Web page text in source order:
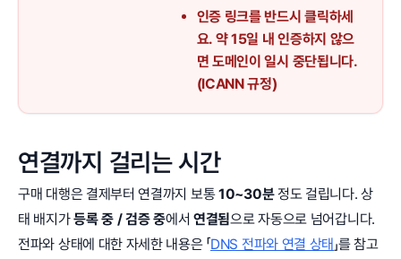
인증 링크를 반드시 클릭하세
요. 약 15일 내 인증하지 않으
면 도메인이 일시 중단됩니다.
(ICANN 규정)
연결까지 걸리는 시간
구매 대행은 결제부터 연결까지 보통10~30분정도 걸립니다. 상
태 배지가등록 중 / 검증 중에서연결됨으로 자동으로 넘어갑니다.
전파와 상태에 대한 자세한 내용은 「DNS 전파와 연결 상태」를 참고